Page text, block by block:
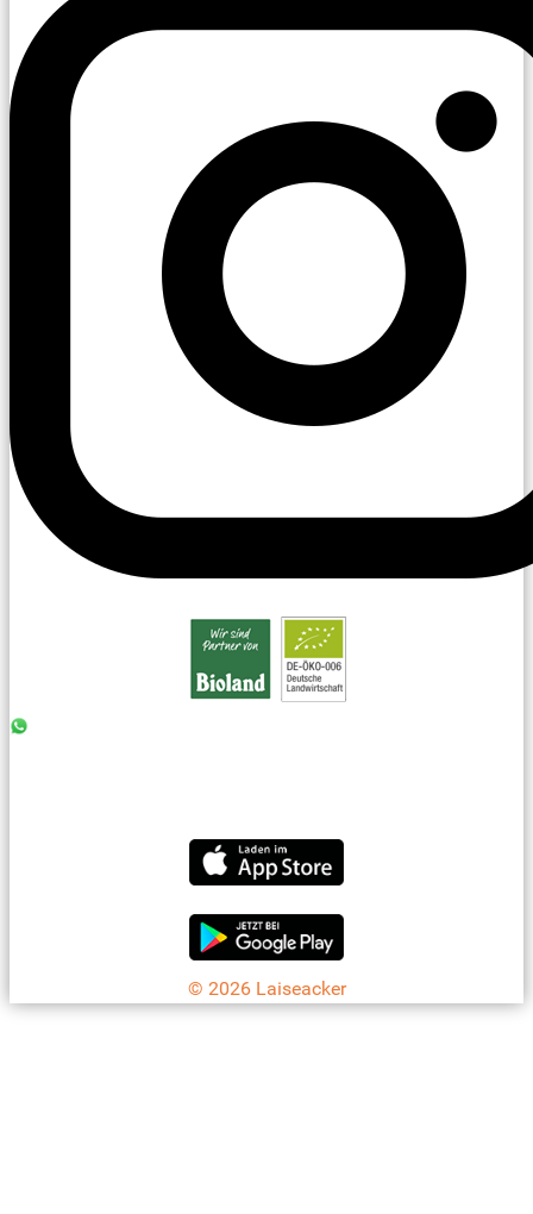
© 2026 Laiseacker